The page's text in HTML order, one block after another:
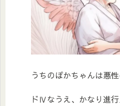
うちのぽかちゃんは悪
ドⅣなうえ、かなり進